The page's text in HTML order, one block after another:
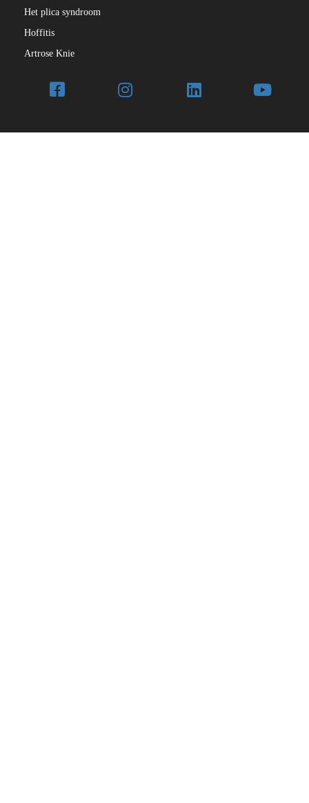
Het plica syndroom
Hoffitis
Artrose Knie